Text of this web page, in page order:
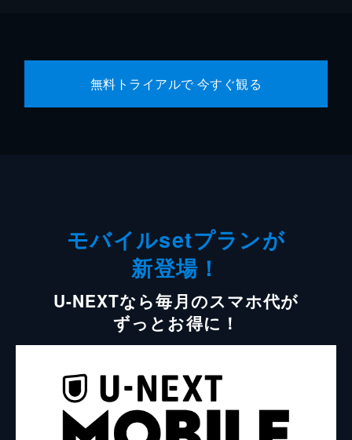
無料トライアルで 今すぐ観る
モバイルsetプランが
新登場！
U-NEXTなら毎月のスマホ代が
ずっとお得に！